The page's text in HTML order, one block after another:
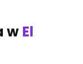
w El